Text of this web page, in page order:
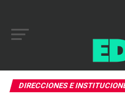
DIRECCIONES E